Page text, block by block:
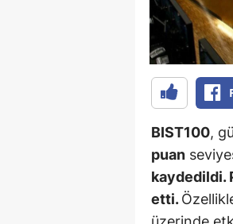
BIST100,
puan
kaydedildi.
etti.